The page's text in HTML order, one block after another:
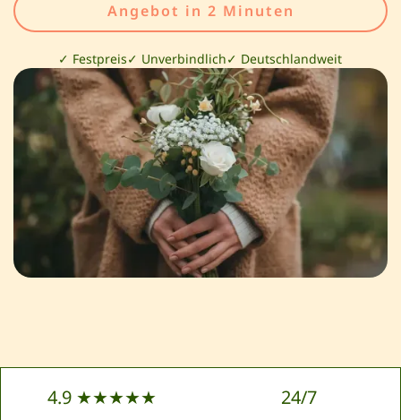
Angebot in 2 Minuten
✓ Festpreis✓ Unverbindlich✓ Deutschlandweit
4.9 ★★★★★ 24/7